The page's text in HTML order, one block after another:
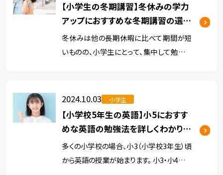
【小学生の冬期講習】冬休みの学力
アップにおすすめな冬期講習の選び
方
冬休みは他の長期休暇に比べて期間が短
いものの、小学生にとって、集中して勉強を
習慣を作り、基礎学力を底上げできる大き
2024.10.03 小学生
【小学校5年生の英語】小5におすす
めな英語の勉強法を詳しくわかりや
すく解説
多くの小学校の場合、小3（小学校3年生）頃
から英語の授業が始まります。 小3・小4の段